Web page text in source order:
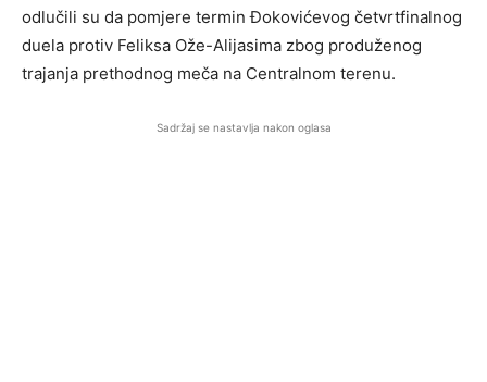
odlučili su da pomjere termin Đokovićevog četvrtfinalnog
duela protiv Feliksa Ože-Alijasima zbog produženog
trajanja prethodnog meča na Centralnom terenu.
Sadržaj se nastavlja nakon oglasa